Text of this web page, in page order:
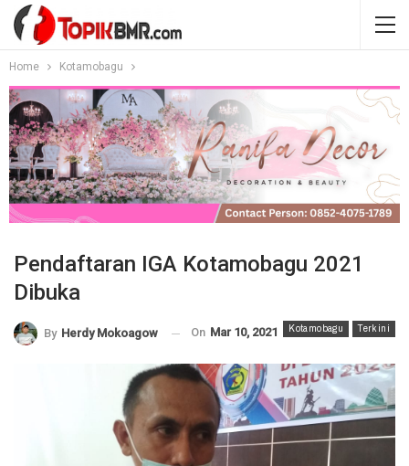
Home Kotamobagu
Pendaftaran IGA Kotamobagu 2021
Dibuka
Kotamobagu Terkini
By Herdy Mokoagow On Mar 10, 2021